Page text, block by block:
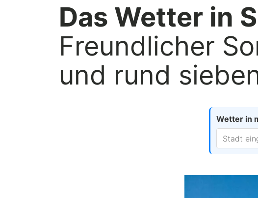
Das Wetter in
Freundlicher
und rund
Wetter in